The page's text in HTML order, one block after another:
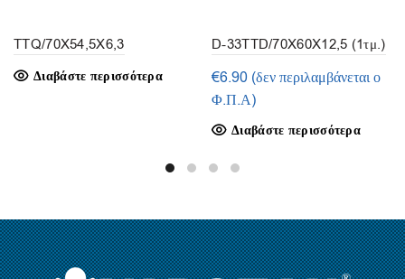
TTQ/70X54,5X6,3
Διαβάστε περισσότερα
D-33TTD/70X60X12,5 (1τμ.)
€6.90 (δεν περιλαμβάνεται ο
Φ.Π.Α)
Διαβάστε περισσότερα